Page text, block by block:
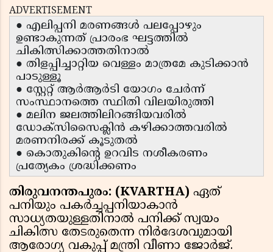
ADVERTISEMENT
● എലിപ്പനി മരണങ്ങള്‍ പലപ്പോഴും
ഉണ്ടാകുന്നത് പ്രാരംഭ ഘട്ടത്തില്‍
ചികിത്സിക്കാത്തതിനാല്‍
● തിളപ്പിച്ചാറ്റിയ വെള്ളം മാത്രമേ കുടിക്കാന്‍
പാടുള്ളൂ
● സ്റ്റേറ്റ് ആര്‍ആര്‍ടി യോഗം ചേര്‍ന്ന്
സംസ്ഥാനത്തെ സ്ഥിതി വിലയിരുത്തി
● മലിന ജലത്തിലിറങ്ങിയവരില്‍
ഡോക്സിസൈക്ലിന്‍ കഴിക്കാത്തവരില്‍
മരണനിരക്ക് കൂടുതല്‍
● കൊതുകിന്റെ ഉറവിട നശീകരണം
പ്രത്യേകം ശ്രദ്ധിക്കണം
തിരുവനന്തപുരം: (KVARTHA) ഏത്
പനിയും പകര്‍ച്ചപ്പനിയാകാന്‍
സാധ്യതയുള്ളതിനാല്‍ പനിക്ക് സ്വയം
ചികിത്സ തേടരുതെന്ന നിര്‍ദേശവുമായി
ആരോഗ്യ വകുപ്പ് മന്ത്രി വീണാ ജോര്‍ജ്.